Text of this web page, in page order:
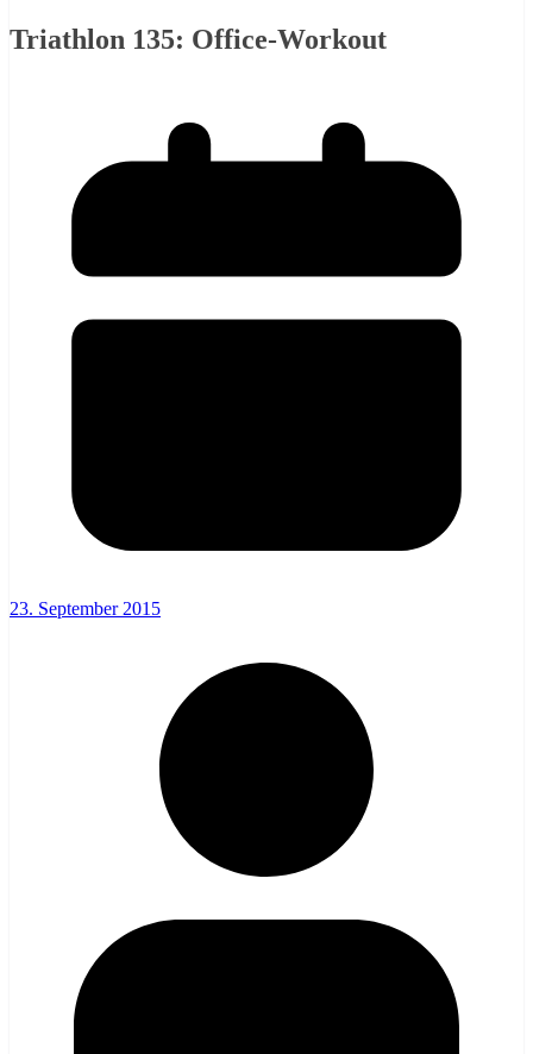
Triathlon 135: Office-Workout
23. September 2015